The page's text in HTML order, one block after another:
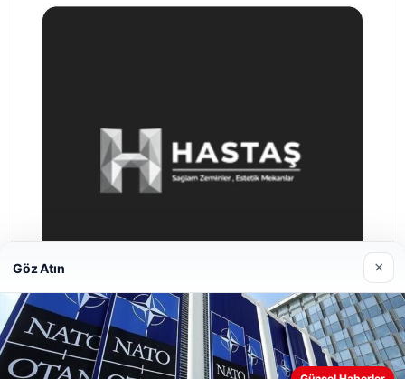
Prenses Night Club
Göz Atın ×